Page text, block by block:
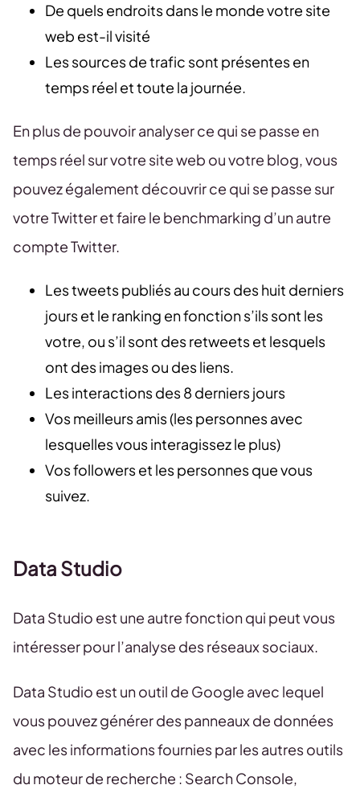
De quels endroits dans le monde votre site
web est-il visité
Les sources de trafic sont présentes en
temps réel et toute la journée.
En plus de pouvoir analyser ce qui se passe en
temps réel sur votre site web ou votre blog, vous
pouvez également découvrir ce qui se passe sur
votre Twitter et faire le benchmarking d’un autre
compte Twitter.
Les tweets publiés au cours des huit derniers
jours et le ranking en fonction s’ils sont les
votre, ou s’il sont des retweets et lesquels
ont des images ou des liens.
Les interactions des 8 derniers jours
Vos meilleurs amis (les personnes avec
lesquelles vous interagissez le plus)
Vos followers et les personnes que vous
suivez.
Data Studio
Data Studio est une autre fonction qui peut vous
intéresser pour l’analyse des réseaux sociaux.
Data Studio est un outil de Google avec lequel
vous pouvez générer des panneaux de données
avec les informations fournies par les autres outils
du moteur de recherche : Search Console,